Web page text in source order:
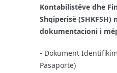
Kontabilistëve dhe
Shqiperisë (SHKFSH)
dokumentacioni i
- Dokument
Pasaporte)